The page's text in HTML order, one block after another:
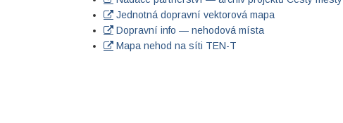
Jednotná dopravní vektorová mapa
Dopravní info — nehodová místa
Mapa nehod na síti TEN-T